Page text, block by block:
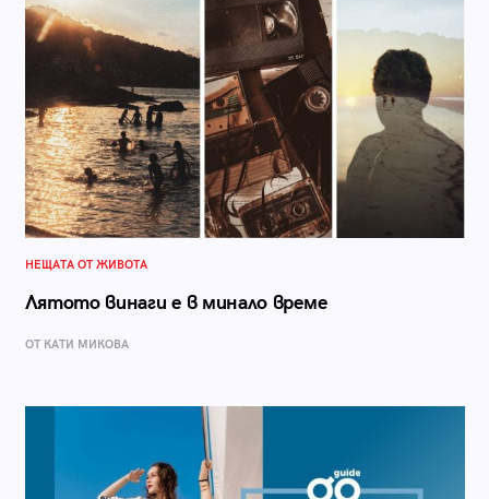
НЕЩАТА ОТ ЖИВОТА
Лятото винаги е в минало време
ОТ КАТИ МИКОВА